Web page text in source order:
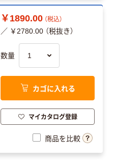
￥1890.00 （税込）
／ ￥2780.00 （税抜き）
数量
カゴに入れる
マイカタログ登録
商品を比較